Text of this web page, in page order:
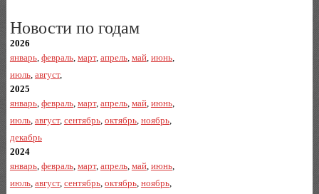
Новости по годам
2026
январь, февраль, март, апрель, май, июнь,
июль, август,
2025
январь, февраль, март, апрель, май, июнь,
июль, август, сентябрь, октябрь, ноябрь,
декабрь
2024
январь, февраль, март, апрель, май, июнь,
июль, август, сентябрь, октябрь, ноябрь,